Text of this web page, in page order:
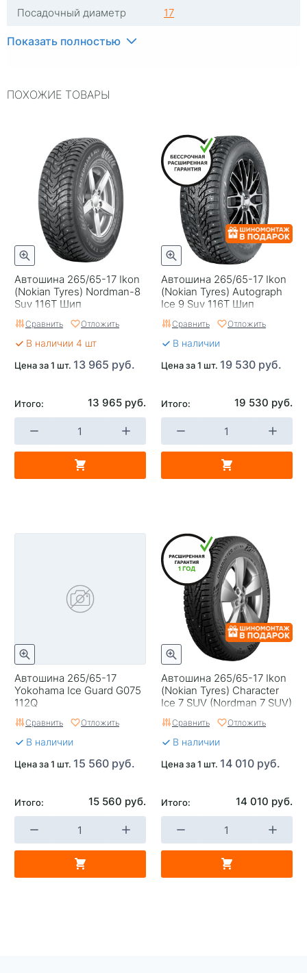
Посадочный диаметр
17
Индекс скорости
Типоразмер
RunFlat
Нет
Комплектация
Шина
Шип
Шипованная
Гарантия
Безусловная гарантия
Gislaved
Страна изготовителя
Россия
Показать полностью
ПОХОЖИЕ ТОВАРЫ
Автошина 265/65-17 Ikon
(Nokian Tyrеs) Nordman-8
Suv 116T Шип
Сравнить Отложить
В наличии 4 шт
Цена за 1 шт. 13 965 руб.
Итого: 13 965 руб.
Автошина 265/65-17 Ikon
(Nokian Tyres) Autograph
Ice 9 Suv 116T Шип
Сравнить Отложить
В наличии
Цена за 1 шт. 19 530 руб.
Итого: 19 530 руб.
Автошина 265/65-17
Yokohama Ice Guard G075
112Q
Сравнить Отложить
В наличии
Цена за 1 шт. 15 560 руб.
Итого: 15 560 руб.
Автошина 265/65-17 Ikon
(Nokian Tyres) Character
Ice 7 SUV (Nordman 7 SUV)
116T шип
Сравнить Отложить
В наличии
Цена за 1 шт. 14 010 руб.
Итого: 14 010 руб.